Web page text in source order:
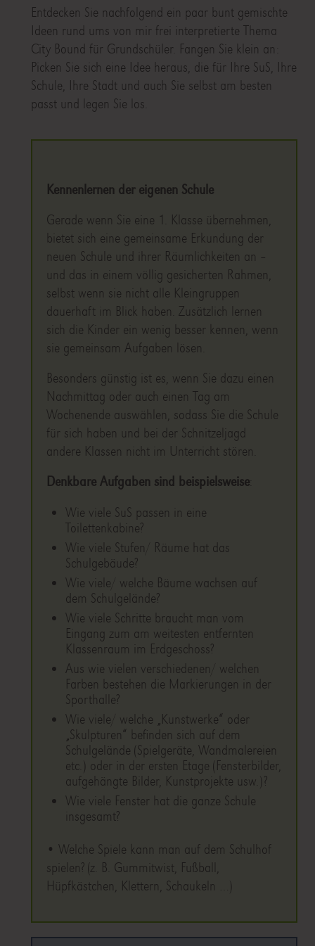
Entdecken Sie nachfolgend ein paar bunt gemischte
Ideen rund ums von mir frei interpretierte Thema
City Bound für Grundschüler. Fangen Sie klein an:
Picken Sie sich eine Idee heraus, die für Ihre SuS, Ihre
Schule, Ihre Stadt und auch Sie selbst am besten
passt und legen Sie los.
Kennenlernen der eigenen Schule
Gerade wenn Sie eine 1. Klasse übernehmen,
bietet sich eine gemeinsame Erkundung der
neuen Schule und ihrer Räumlichkeiten an –
und das in einem völlig gesicherten Rahmen,
selbst wenn sie nicht alle Kleingruppen
dauerhaft im Blick haben. Zusätzlich lernen
sich die Kinder ein wenig besser kennen, wenn
sie gemeinsam Aufgaben lösen.
Besonders günstig ist es, wenn Sie dazu einen
Nachmittag oder auch einen Tag am
Wochenende auswählen, sodass Sie die Schule
für sich haben und bei der Schnitzeljagd
andere Klassen nicht im Unterricht stören.
Denkbare Aufgaben sind beispielsweise:
Wie viele SuS passen in eine
Toilettenkabine?
Wie viele Stufen/ Räume hat das
Schulgebäude?
Wie viele/ welche Bäume wachsen auf
dem Schulgelände?
Wie viele Schritte braucht man vom
Eingang zum am weitesten entfernten
Klassenraum im Erdgeschoss?
Aus wie vielen verschiedenen/ welchen
Farben bestehen die Markierungen in der
Sporthalle?
Wie viele/ welche „Kunstwerke“ oder
„Skulpturen“ befinden sich auf dem
Schulgelände (Spielgeräte, Wandmalereien
etc.) oder in der ersten Etage (Fensterbilder,
aufgehängte Bilder, Kunstprojekte usw.)?
Wie viele Fenster hat die ganze Schule
insgesamt?
• Welche Spiele kann man auf dem Schulhof
spielen? (z. B. Gummitwist, Fußball,
Hüpfkästchen, Klettern, Schaukeln …)